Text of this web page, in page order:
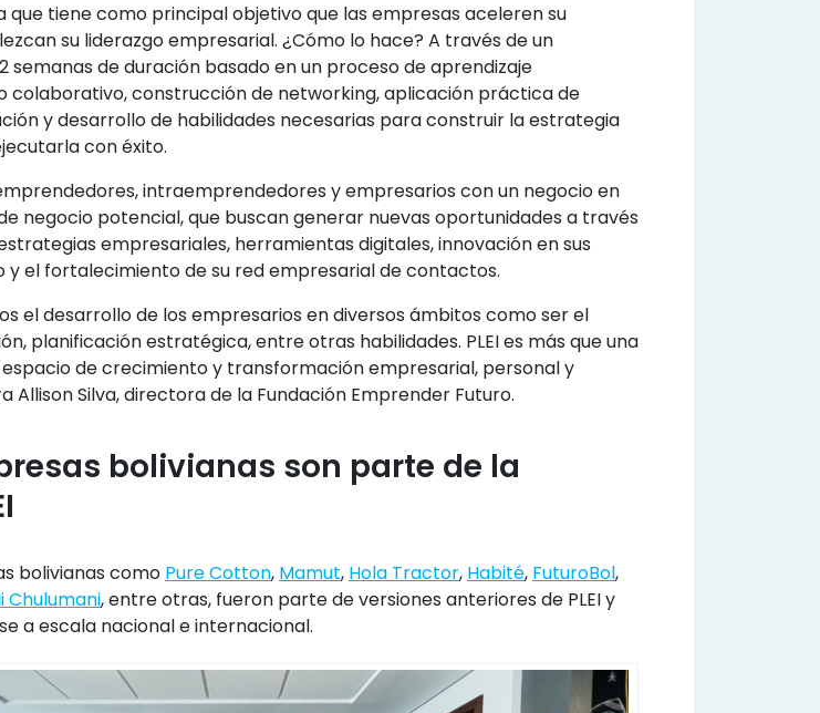
que tiene como principal objetivo que las empresas aceleren su
su liderazgo empresarial. ¿Cómo lo hace? A través de un
semanas de duración basado en un proceso de aprendizaje
colaborativo, construcción de networking, aplicación práctica de
y desarrollo de habilidades necesarias para construir la estrategia
con éxito.
intraemprendedores y empresarios con un negocio en
negocio potencial, que buscan generar nuevas oportunidades a través
empresariales, herramientas digitales, innovación en sus
y el fortalecimiento de su red empresarial de contactos.
el desarrollo de los empresarios en diversos ámbitos como ser el
planificación estratégica, entre otras habilidades. PLEI es más que una
de crecimiento y transformación empresarial, personal y
Allison Silva, directora de la Fundación Emprender Futuro.
bolivianas son parte de la
bolivianas como Pure Cotton, Mamut, Hola Tractor, Habité, FuturoBol,
Chulumani, entre otras, fueron parte de versiones anteriores de PLEI y
a escala nacional e internacional.